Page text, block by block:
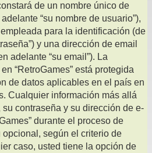
de un nombre único de
“su nombre de usuario”),
para la identificación (de
y una dirección de email
adelante “su email”). La
“RetroGames” está protegida
de datos aplicables en el país en
Cualquier información más allá
contraseña y su dirección de e-
durante el proceso de
según el criterio de
caso, usted tiene la opción de